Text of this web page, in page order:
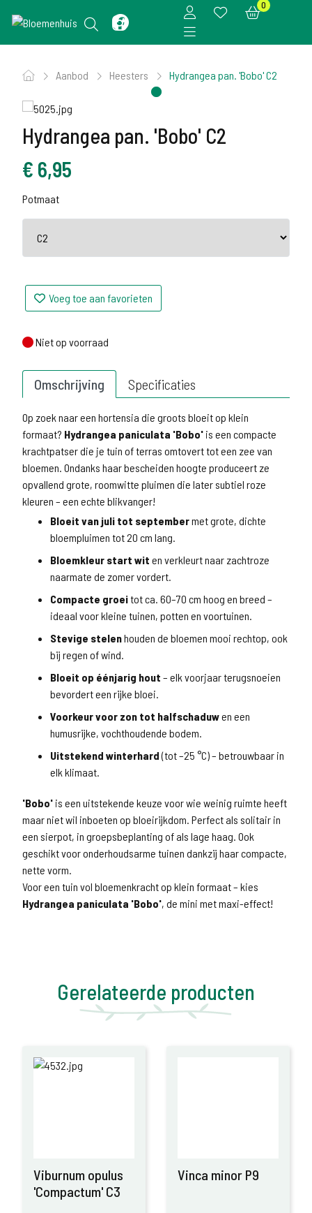
0
Aanbod Heesters Hydrangea pan. 'Bobo' C2
Hydrangea pan. 'Bobo' C2
€ 6,95
Potmaat
Voeg toe aan favorieten
Niet op voorraad
Niet op voorraad
Omschrijving Specificaties
Op zoek naar een hortensia die groots bloeit op klein
formaat? Hydrangea paniculata 'Bobo' is een compacte
krachtpatser die je tuin of terras omtovert tot een zee van
bloemen. Ondanks haar bescheiden hoogte produceert ze
opvallend grote, roomwitte pluimen die later subtiel roze
kleuren – een echte blikvanger!
Bloeit van juli tot septembermet grote, dichte
bloempluimen tot 20 cm lang.
Bloemkleur start wit en verkleurt naar zachtroze
naarmate de zomer vordert.
Compacte groeitot ca. 60–70 cm hoog en breed –
ideaal voor kleine tuinen, potten en voortuinen.
Stevige stelenhouden de bloemen mooi rechtop, ook
bij regen of wind.
Bloeit op éénjarig hout – elk voorjaar terugsnoeien
bevordert een rijke bloei.
Voorkeur voor zon tot halfschaduwen een
humusrijke, vochthoudende bodem.
Uitstekend winterhard(tot –25 °C) – betrouwbaar in
elk klimaat.
'Bobo' is een uitstekende keuze voor wie weinig ruimte heeft
maar niet wil inboeten op bloeirijkdom. Perfect als solitair in
een sierpot, in groepsbeplanting of als lage haag. Ook
geschikt voor onderhoudsarme tuinen dankzij haar compacte,
nette vorm.
Voor een tuin vol bloemenkracht op klein formaat – kies
Hydrangea paniculata 'Bobo', de mini met maxi-effect!
Gerelateerde producten
Viburnum opulus
'Compactum' C3
Vinca minor P9